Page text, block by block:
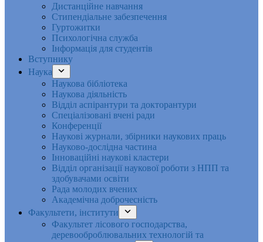
Дистанційне навчання
Стипендіальне забезпечення
Гуртожитки
Психологічна служба
Інформація для студентів
Вступнику
Наука
Наукова бібліотека
Наукова діяльність
Відділ аспірантури та докторантури
Спеціалізовані вчені ради
Конференції
Наукові журнали, збірники наукових праць
Науково-дослідна частина
Інноваційні наукові кластери
Відділ організації наукової роботи з НПП та
здобувачами освіти
Рада молодих вчених
Академічна доброчесність
Факультети, інститути
Факультет лісового господарства,
деревооброблювальних технологій та